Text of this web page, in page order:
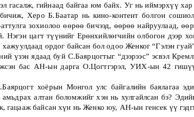
гасалж, гийнаад байгаа юм байх. Уг нь иймэрхүү
Херо Б.Баатар нь кино-контент болгон
зохиолоо өөрөө бичээд, өөрөө найруулаад,
Нэгэн цагт түүнийг Ерөнхийлөгчийн олбогон дээр
ордог байсан бол одоо Женког “Гэлэн
үзэн ядаад буй С.Баярцогтыг “дээрээс” эсвэл
бас АН-ын дарга О.Цогтгэрэл, УИХ-ын 42
алтан боломжийг хэн нь хулгайлсан бэ?
гацааж байсан хүн нь Женко юу, АН-ын генсек үү